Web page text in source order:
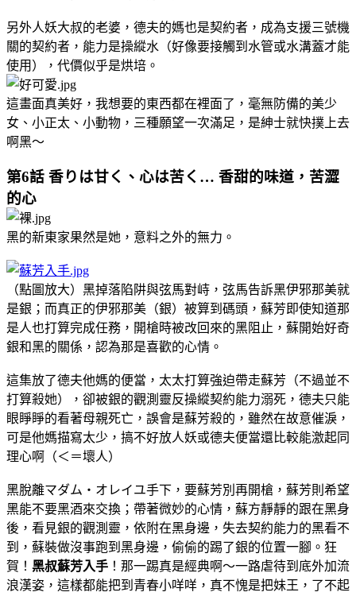
另外人妖大叔的老婆，德夫的媽也是契約者，成為支援三號機
關的契約者，能力是操縱水（好像要接觸到水管或水溝蓋才能
使用），代價似乎是烘培。
這畫面真美好，我想要的東西都在裡面了，毫無防備的美少
女、小正太、小動物，三種願望一次滿足，是紳士就快撲上去
啊黑～
第6話 香りは甘く、心は苦く… 香甜的味道，苦澀
的心
黑的新東家果然是她，意料之外的無力。
（點圖放大）黑掉落陷阱與弦馬對峙，弦馬告訴黑伊邪那美就
是銀；而真正的伊邪那美（銀）被算到碼頭，蘇芳即使知道那
是人也打算完成任務，開槍時被改回來的黑阻止，蘇開始好奇
銀和黑的關係，認為那是喜歡的心情。
這集放了德夫他媽的便當，太太打算強迫帶走蘇芳（不過並不
打算殺她），卻被銀的觀測靈反操縱契約能力溺死，德夫只能
眼睜睜的看著母親死亡，誤會是蘇芳殺的，雖然在故意催淚，
可是他媽描寫太少，搞不好放人妖或德夫便當還比較能激起同
理心啊（＜＝壞人）
黑脫離マダム・オレイユ手下，要蘇芳別再開槍，蘇芳則希望
黑能不要黑酒來交換；帶著微妙的心情，蘇方靜靜的跟在黑身
後，看見銀的觀測靈，依附在黑身邊，失去契約能力的黑看不
到，蘇裝做沒事跑到黑身邊，偷偷的踢了銀的位置一腳。狂
賀！ 黑叔蘇芳入手 ！那一踢真是經典啊～一路虐待到底外加流
浪漢姿，這樣都能把到青春小咩咩，真不愧是把妹王，了不起